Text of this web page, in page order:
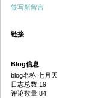
签写新留言
链接
Blog信息
blog名称:七月天
日志总数:19
评论数量:84